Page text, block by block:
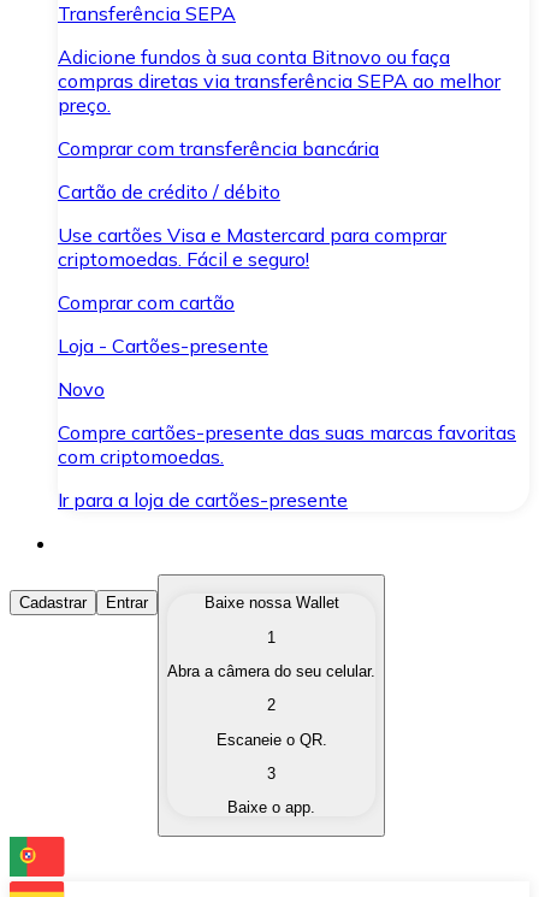
Transferência SEPA
Adicione fundos à sua conta Bitnovo ou faça
compras diretas via transferência SEPA ao melhor
preço.
Comprar com transferência bancária
Cartão de crédito / débito
Use cartões Visa e Mastercard para comprar
criptomoedas. Fácil e seguro!
Comprar com cartão
Loja - Cartões-presente
Novo
Compre cartões-presente das suas marcas favoritas
com criptomoedas.
Ir para a loja de cartões-presente
Comprar Criptomoedas
Compre as criptomoedas de seu interesse de forma
Converta suas criptomoedas em moeda fiduciária
Troque uma criptomoeda por outra
Cadastrar Entrar
Baixe nossa Wallet
1
Abra a câmera do seu celular.
2
Escaneie o QR.
3
Baixe o app.